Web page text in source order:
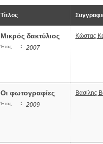
Τίτλος
Μικρός δακτύλιος
Έτος : 2007
Κώστας
Οι φωτογραφίες
Έτος : 2009
Βασίλης